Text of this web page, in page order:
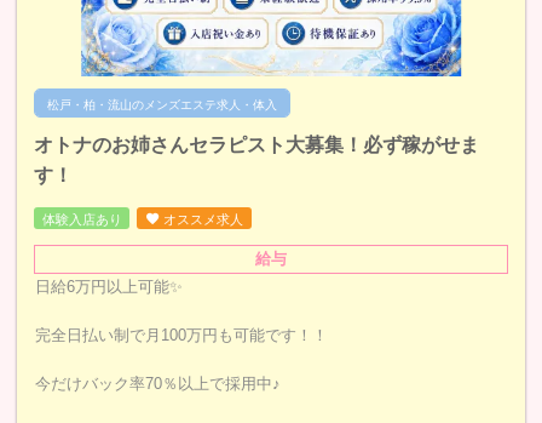
松戸・柏・流山のメンズエステ求人・体入
オトナのお姉さんセラピスト大募集！必ず稼がせま
す！
体験入店あり オススメ求人
給与
日給6万円以上可能✨
完全日払い制で月100万円も可能です！！
今だけバック率70％以上で採用中♪